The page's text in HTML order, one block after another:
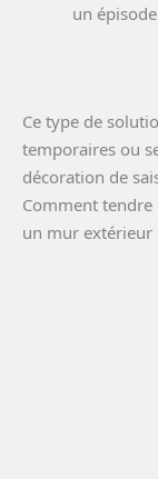
un
Ce type de
temporaires ou
décoration de
Comment
un mur extérieur